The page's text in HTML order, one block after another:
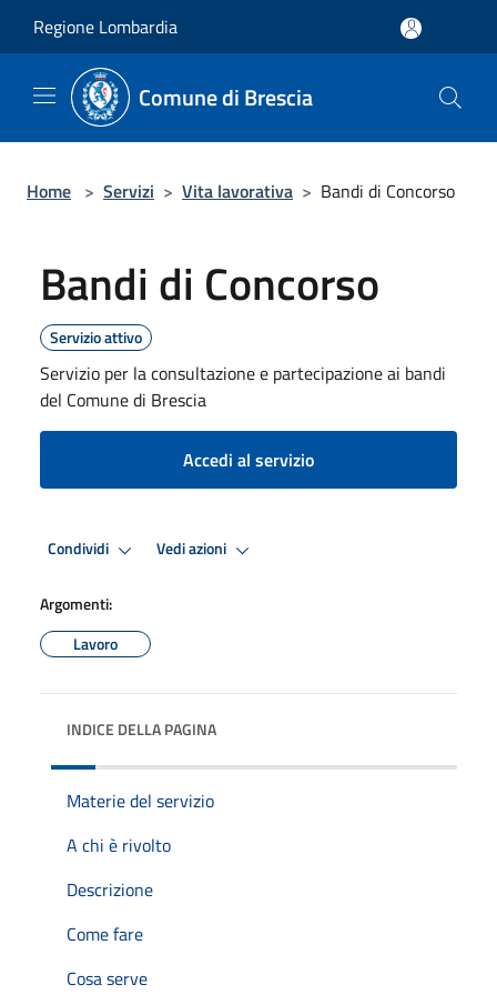
Regione Lombardia
Comune di Brescia
Home > Servizi > Vita lavorativa > Bandi di Concorso
Bandi di Concorso
Servizio attivo
Servizio per la consultazione e partecipazione ai bandi
del Comune di Brescia
Accedi al servizio
Condividi Vedi azioni
Argomenti:
Lavoro
INDICE DELLA PAGINA
Materie del servizio
A chi è rivolto
Descrizione
Come fare
Cosa serve